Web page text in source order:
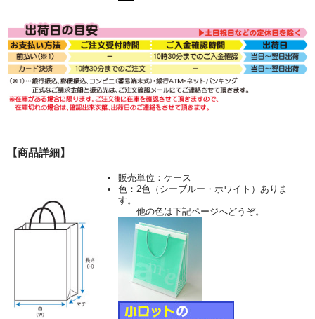
【商品詳細】
販売単位：ケース
色：2色（シーブルー・ホワイト）ありま
す。
他の色は下記ページへどうぞ。